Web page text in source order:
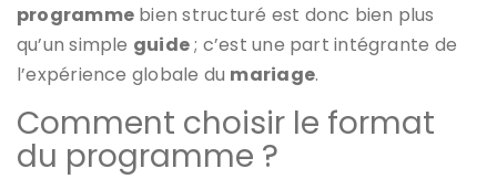
programme bien structuré est donc bien plus
qu’un simple guide; c’est une part intégrante de
l’expérience globale du mariage.
Comment choisir le format
du programme ?